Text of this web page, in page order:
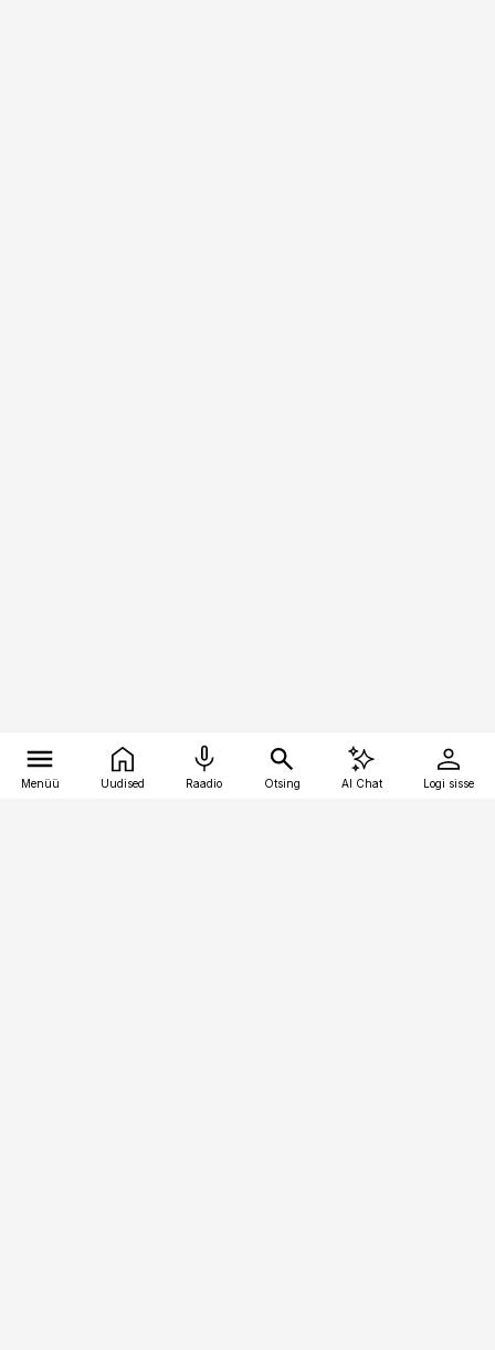
Menüü Uudised Raadio Otsing AI Chat Logi sisse